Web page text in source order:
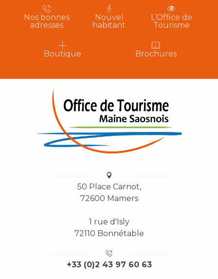
Nos bonnes
adresses
Nouvel
habitant
L’Office de
Tourisme
Boutique Brochures
50 Place Carnot,
72600 Mamers
1 rue d'Isly
72110 Bonnétable
+33 (0)2 43 97 60 63